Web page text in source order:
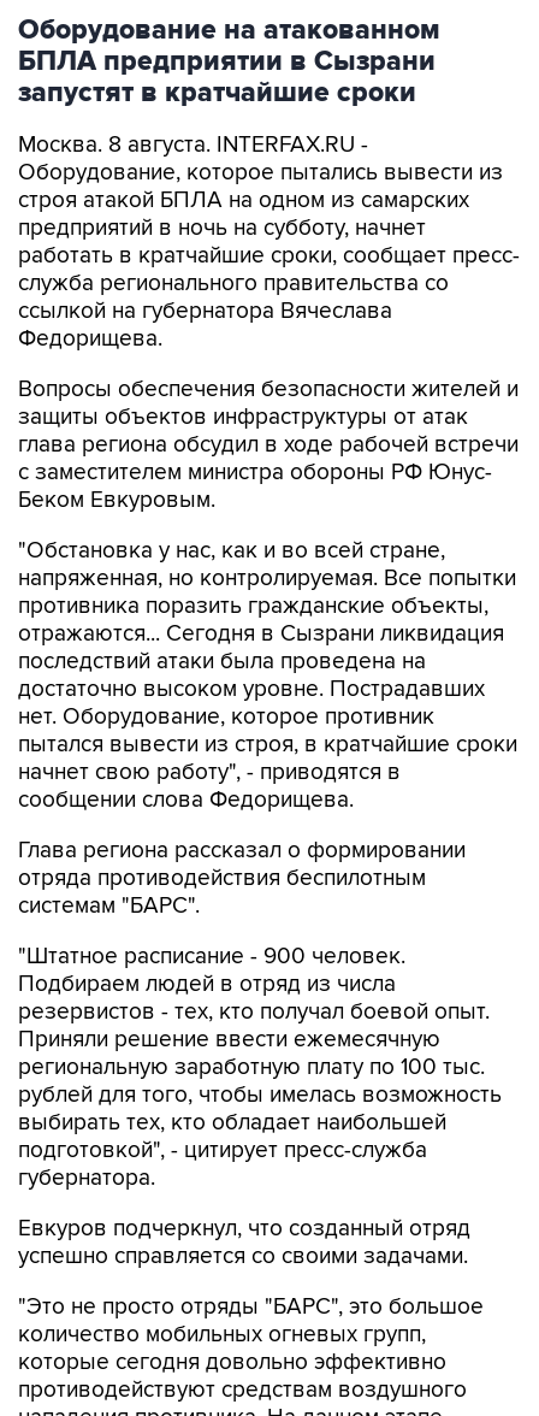
Оборудование на атакованном
БПЛА предприятии в Сызрани
запустят в кратчайшие сроки
Москва. 8 августа. INTERFAX.RU -
Оборудование, которое пытались вывести из
строя атакой БПЛА на одном из самарских
предприятий в ночь на субботу, начнет
работать в кратчайшие сроки, сообщает пресс-
служба регионального правительства со
ссылкой на губернатора Вячеслава
Федорищева.
Вопросы обеспечения безопасности жителей и
защиты объектов инфраструктуры от атак
глава региона обсудил в ходе рабочей встречи
с заместителем министра обороны РФ Юнус-
Беком Евкуровым.
"Обстановка у нас, как и во всей стране,
напряженная, но контролируемая. Все попытки
противника поразить гражданские объекты,
отражаются... Сегодня в Сызрани ликвидация
последствий атаки была проведена на
достаточно высоком уровне. Пострадавших
нет. Оборудование, которое противник
пытался вывести из строя, в кратчайшие сроки
начнет свою работу", - приводятся в
сообщении слова Федорищева.
Глава региона рассказал о формировании
отряда противодействия беспилотным
системам "БАРС".
"Штатное расписание - 900 человек.
Подбираем людей в отряд из числа
резервистов - тех, кто получал боевой опыт.
Приняли решение ввести ежемесячную
региональную заработную плату по 100 тыс.
рублей для того, чтобы имелась возможность
выбирать тех, кто обладает наибольшей
подготовкой", - цитирует пресс-служба
губернатора.
Евкуров подчеркнул, что созданный отряд
успешно справляется со своими задачами.
"Это не просто отряды "БАРС", это большое
количество мобильных огневых групп,
которые сегодня довольно эффективно
противодействуют средствам воздушного